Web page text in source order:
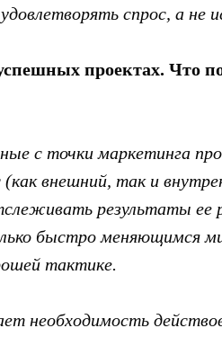
спрос, а не
проектах. Что
с точки маркетинга
(как внешний, так и
результаты ее
быстро меняющимся
тактике.
необходимость